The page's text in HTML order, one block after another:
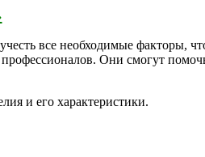
все необходимые факторы,
Они смогут
и его характеристики.